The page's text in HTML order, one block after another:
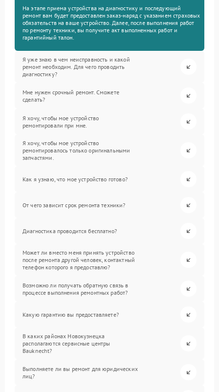
На этапе приема устройства на диагностику и последующий
ремонт вам будет предоставлен заказ-наряд с указанием страховых
обязательств на ваше устройство. Далее, после выполнения работ
по ремонту техники, вы получите акт выполненных работ и
гарантийный талон.
Я уже знаю в чем неисправность и какой
ремонт необходим. Для чего проводить
диагностику?
Мне нужен срочный ремонт. Сможете
сделать?
Я хочу, чтобы мое устройство
ремонтировали при мне.
Я хочу, чтобы мое устройство
ремонтировалось только оригинальными
запчастями.
Как я узнаю, что мое устройство готово?
От чего зависит срок ремонта техники?
Диагностика проводится бесплатно?
Может ли вместо меня принять устройство
после ремонта другой человек, контактный
телефон которого я предоставлю?
Возможно ли получать обратную связь в
процессе выполнения ремонтных работ?
Какую гарантию вы предоставляете?
В каких районах Новокузнецка
располагаются сервисные центры
Bauknecht?
Выполняете ли вы ремонт для юридических
лиц?